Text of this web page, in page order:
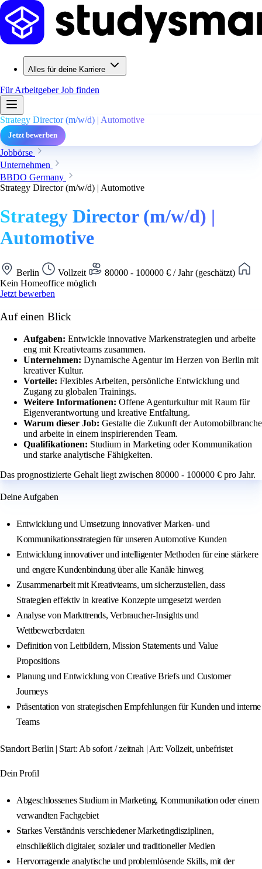
Alles für deine Karriere
Für ArbeitgeberJob finden
Strategy Director (m/w/d) | Automotive
Jetzt bewerben
Jobbörse
Unternehmen
BBDO Germany
Strategy Director (m/w/d) | Automotive
Strategy Director (m/w/d) |
Automotive
Berlin Vollzeit
80000 - 100000 € / Jahr (geschätzt)
Kein Homeoffice möglich
Jetzt bewerben
Auf einen Blick
Aufgaben: Entwickle innovative Markenstrategien und arbeite
eng mit Kreativteams zusammen.
Unternehmen: Dynamische Agentur im Herzen von Berlin mit
kreativer Kultur.
Vorteile: Flexibles Arbeiten, persönliche Entwicklung und
Zugang zu globalen Trainings.
Weitere Informationen: Offene Agenturkultur mit Raum für
Eigenverantwortung und kreative Entfaltung.
Warum dieser Job: Gestalte die Zukunft der Automobilbranche
und arbeite in einem inspirierenden Team.
Qualifikationen: Studium in Marketing oder Kommunikation
und starke analytische Fähigkeiten.
Das prognostizierte Gehalt liegt zwischen 80000 - 100000 € pro Jahr.
Deine Aufgaben
Entwicklung und Umsetzung innovativer Marken- und
Kommunikationsstrategien für unseren Automotive Kunden
Entwicklung innovativer und intelligenter Methoden für eine stärkere
und engere Kundenbindung über alle Kanäle hinweg
Zusammenarbeit mit Kreativteams, um sicherzustellen, dass
Strategien effektiv in kreative Konzepte umgesetzt werden
Analyse von Markttrends, Verbraucher-Insights und
Wettbewerberdaten
Definition von Leitbildern, Mission Statements und Value
Propositions
Planung und Entwicklung von Creative Briefs und Customer
Journeys
Präsentation von strategischen Empfehlungen für Kunden und interne
Teams
Standort Berlin | Start: Ab sofort / zeitnah | Art: Vollzeit, unbefristet
Dein Profil
Abgeschlossenes Studium in Marketing, Kommunikation oder einem
verwandten Fachgebiet
Starkes Verständnis verschiedener Marketingdisziplinen,
einschließlich digitaler, sozialer und traditioneller Medien
Hervorragende analytische und problemlösende Skills, mit der